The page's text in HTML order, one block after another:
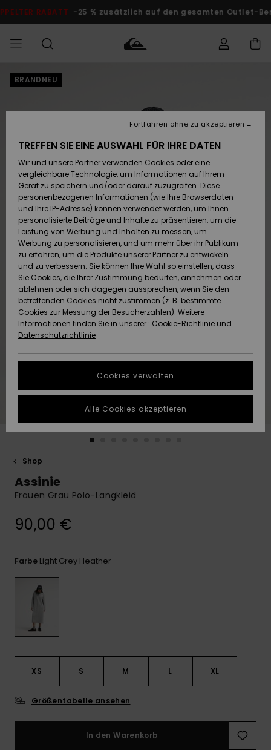
zur
Produktinformation
DOPPELTER RABATT -25 % zusätzlich auf den gesamten
MÄNNER
Accessoires
Schuhe&
Flip-Flops
Surf
Snow
Brandneu
Highlights
Accessoires
Schuhe&
Flip-Flops
Surf
Snow
Brandneu
Highlights
FRAUEN
Brandneu
Highlights
Snow
SURF
Kinder
Highlights
Community
SNOW
Snow Shop
Kinder
Snow Shop
Damen
Highlights
Community
DOPPELTER
RABATT
KINDER
Outlet
Frauen
HILFE & KONTAKT
Retouren
Bezahlung
Geschenkkarte
Quiksilver
Freedom
Datenschutz
Starten Sie eine
um die
schnellste
Antwort auf Ihre
Finden Sie
Antworten auf
NACHHALTIGKEIT
SHOPS
QUIKSILVER APP
WUNSCHLISTE
BRANDNEU
Shop
Assinie
Frauen Grau Polo-Langkleid
90,00 €
Farbe Light Grey Heather
XS S M L XL
Größentabelle ansehen
In den Warenkorb
TREFFEN SIE EINE AUSWAHL FÜR IHRE DATEN
Wir und unsere Partner verwenden Cookies oder eine
vergleichbare Technologie, um Informationen auf Ihrem
Gerät zu speichern und/oder darauf zuzugreifen. Diese
personenbezogenen Informationen (wie Ihre Browserdaten
und Ihre IP-Adresse) können verwendet werden, um Ihnen
personalisierte Beiträge und Inhalte zu präsentieren, um die
Leistung von Werbung und Inhalten zu messen, um
Werbung zu personalisieren, und um mehr über ihr Publikum
zu erfahren, um die Produkte unserer Partner zu entwickeln
und zu verbessern. Sie können Ihre Wahl so einstellen, dass
Sie Cookies, die Ihrer Zustimmung bedürfen, annehmen oder
ablehnen oder sich dagegen aussprechen, wenn Sie den
betreffenden Cookies nicht zustimmen (z. B. bestimmte
Cookies zur Messung der Besucherzahlen). Weitere
Informationen finden Sie in unserer : Cookie-Richtlinie und
Datenschutzrichtlinie
Cookies verwalten
Fortfahren ohne zu akzeptieren
Alle Cookies akzeptieren